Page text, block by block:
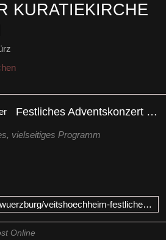
KURATIEKIRCHE
Festliches Adventskonzert der Heeresmusiker
vielseitiges Programm
https://www.mainpost.de/wuerzburg/landkreiswuerzburg/veitshoechheim-festliches-adventskonzert-der-heeresmusiker-112957340
Online